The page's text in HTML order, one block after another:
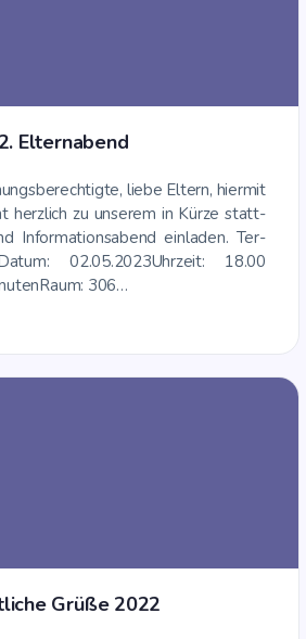
2. Eltern­abend
lie­be Eltern, hier­mit
herz­lich zu unse­rem in Kür­ze statt­
Infor­ma­ti­ons­abend ein­la­den. Ter­
02.05.2023Uhr­zeit: 18.00
306…
Grü­ße 2022